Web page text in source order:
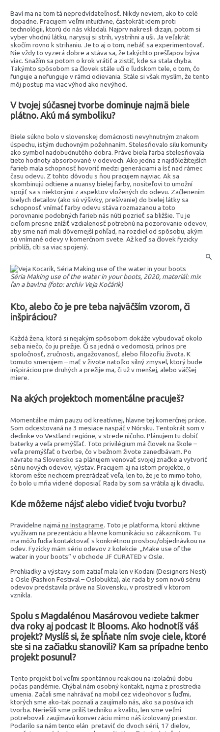
Baví ma na tom tá nepredvídateľnosť. Nikdy neviem, ako to celé
dopadne. Pracujem veľmi intuitívne, častokrát idem proti
technológii, ktorú do nás vkladali. Najprv nakresli dizajn, potom si
vyber vhodnú látku, narysuj si strih, vystrihni a uši. Ja veľakrát
skočím rovno k strihaniu. Je to aj o tom, nebáť sa experimentovať.
Nie vždy to vyzerá dobre a stáva sa, že takýchto prešľapov býva
viac. Snažím sa potom o krok vrátiť a zistiť, kde sa stala chyba.
Takýmto spôsobom sa človek stále učí o ľudskom tele, o tom, čo
funguje a nefunguje v rámci odievania. Stále si však myslím, že tento
môj postup ma viac výhod ako nevýhod.
V tvojej súčasnej tvorbe dominuje najmä biele
plátno. Akú má symboliku?
Biele súkno bolo v slovenskej domácnosti nevyhnutným znakom
úspechu, istým duchovným požehnaním. Stelesňovalo silu komunity
ako symbol nadobudnutého dobra. Práve biela farba stelesňovala
tieto hodnoty absorbované v odevoch. Ako jedna z najdôležitejších
farieb mala schopnosť hovoriť medzi generáciami a ísť nad rámec
času odevu. Z tohto dôvodu s ňou pracujem najviac. Ak sa
skombinujú odtiene a nuansy bielej farby, nositeľovi to umožní
spojiť sa s niektorými z aspektov vložených do odevu. Začlenením
bielych detailov (ako sú výšivky, prešívanie) do bielej látky sa
schopnosť vnímať farby odevu stáva rozmazanou a toto
porovnanie podobných farieb nás núti pozrieť sa bližšie. Tu je
cieľom presne znížiť vzdialenosť potrebnú na pozorovanie odevov,
aby sme naň mali dôvernejší pohľad, na rozdiel od spôsobu, akým
sú vnímané odevy v komerčnom svete. Až keď sa človek fyzicky
priblíži, cíti sa viac spojený.
Séria Making use of the water in your boots, 2020, materiál: mix
ľan a bavlna (foto: archív Veja Kočárik)
Kto, alebo čo je pre teba najväčším vzorom, či
inšpiráciou?
Každá žena, ktorá si nejakým spôsobom dokáže vybudovať okolo
seba niečo, čo ju prežije. Či sa jedná o vedomosti, prínos pre
spoločnosť, zručnosti, angažovanosť, alebo filozofiu života. K
tomuto smerujem – mať v živote natoľko silný zmysel, ktorý bude
inšpiráciou pre druhých a prežije ma, či už v menšej, alebo väčšej
miere.
Na akých projektoch momentálne pracuješ?
Momentálne mám pauzu od kreatívnej, hlavne tej komerčnej práce.
Som odcestovaná na 3 mesiace naspäť v Nórsku. Tentokrát som v
dedinke vo Vestland regióne, v strede ničoho. Plánujem tu dobiť
baterky a veľa premýšľať. Toto privilégium má človek na škole –
veľa premýšľať o tvorbe, čo v bežnom živote zanedbávam. Po
návrate na Slovensko sa plánujem venovať svojej značke a vytvoriť
sériu nových odevov, výstav. Pracujem aj na istom projekte, o
ktorom ešte nechcem prezrádzať veľa, len to, že je to mimo toho,
čo bolo u mňa videné doposiaľ. Rada by som sa vrátila aj k divadlu.
Kde môžeme nájsť alebo vidieť tvoju tvorbu?
Pravidelne najmä na Instagrame. Toto je platforma, ktorú aktívne
využívam na prezentáciu a hlavne komunikáciu so zákazníkom. Tu
ma môžu ľudia kontaktovať s konkrétnou prosbou/objednávkou na
odev. Fyzicky mám sériu odevov z kolekcie „Make use of the
water in your boots“ v obchode JF CURATED v Osle.
Prehliadky a výstavy som zatiaľ mala len v Kodani (Designers Nest)
a Osle (Fashion Festival – Oslobukta), ale rada by som novú sériu
odevov predstavila práve na Slovensku, v prostredí v ktorom
vznikla.
Spolu s Magdalénou Masárovou vediete takmer
dva roky aj podcast It Blooms. Ako hodnotíš váš
projekt? Myslíš si, že spĺňate ním svoje ciele, ktoré
ste si na začiatku stanovili? Kam sa prípadne tento
projekt posunul?
Tento projekt bol veľmi spontánnou reakciou na izolačnú dobu
počas pandémie. Chýbal nám osobný kontakt, najmä z prostredia
umenia. Začali sme nahrávať na mobil cez videohovor s ľuďmi,
ktorých sme ako-tak poznali a zaujímalo nás, ako sa posúva ich
tvorba. Neriešili sme príliš techniku a kvalitu, len sme veľmi
potrebovali zaujímavú konverzáciu mimo náš izolovaný priestor.
Podarilo sa nám tento elán pretaviť do dvoch sérií, 17 dielov,